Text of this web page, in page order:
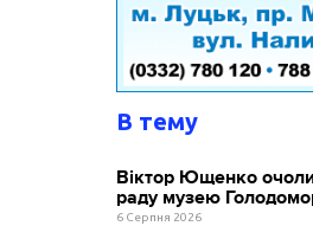
В тему
Віктор Ющенко
раду музею
6 Серпня 2026